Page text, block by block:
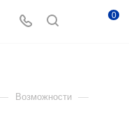
0
Возможности —